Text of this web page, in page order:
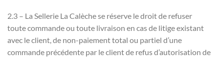
2.3 – La Sellerie La Calèche se réserve le droit de refuser
toute commande ou toute livraison en cas de litige existant
avec le client, de non-paiement total ou partiel d’une
commande précédente par le client de refus d’autorisation de